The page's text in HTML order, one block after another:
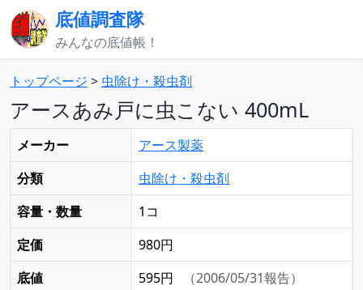
底値調査隊
みんなの底値帳！
トップページ > 虫除け・殺虫剤
アースあみ戸に虫こない 400mL
メーカー
アース製薬
分類
虫除け・殺虫剤
容量・数量
1コ
定価
980円
底値
595円 （2006/05/31報告）